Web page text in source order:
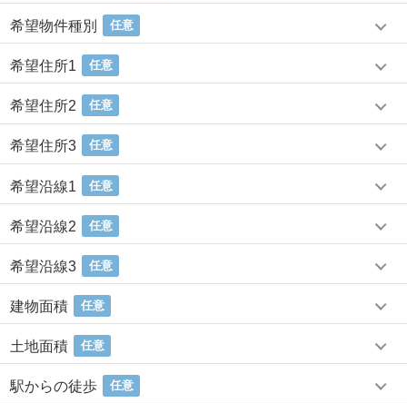
希望物件種別 任意
希望住所1 任意
希望住所2 任意
希望住所3 任意
希望沿線1 任意
希望沿線2 任意
希望沿線3 任意
建物面積 任意
土地面積 任意
駅からの徒歩 任意